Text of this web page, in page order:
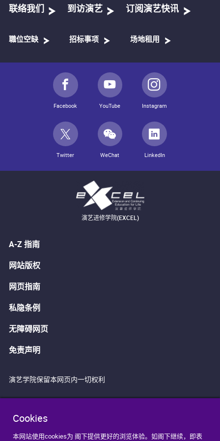
Cookies
本网站使用cookies为 阁下提供更好的浏览体验。如阁下继续，即表
联络我们 到访演艺 订阅演艺快讯
職位空缺 招标事项 场地租用
Facebook YouTube Instagram
Twitter WeChat LinkedIn
演艺进修学院(EXCEL)
A-Z 指南
网站版权
网页指南
私隐条例
无障碍网页
免责声明
演艺学院保留本网页内一切权利